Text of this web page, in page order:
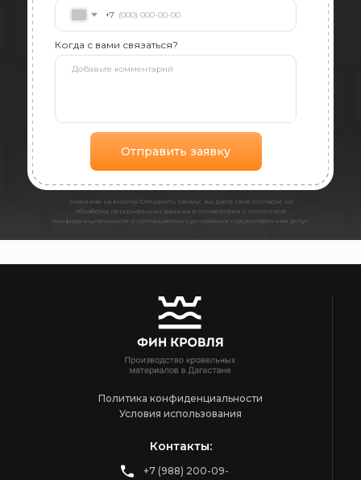
+7
Когда с вами связаться?
Отправить заявку
Нажимая на кнопку 'Отправить заявку', вы даете своё согласие на
обработку персональных данных в соответствии с политикой
конфиденциальности и соглашаетесь с условиями предоставления услуг.
Условия использования
Политика конфиденциальности
+7 (988) 200-09-
Контакты: